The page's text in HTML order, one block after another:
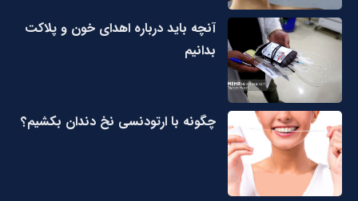
آنچه باید درباره اهدای خون و پلاکت
بدانیم
چگونه با ارتودنسی نخ دندان بکشیم؟